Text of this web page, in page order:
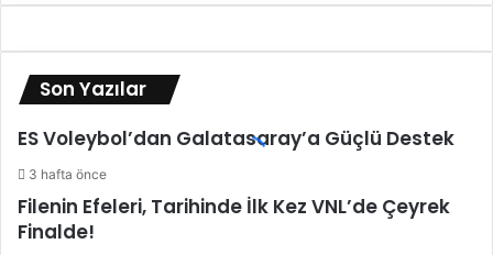
a
e
d
i
o
r
m
Son Yazılar
ES Voleybol’dan Galatasaray’a Güçlü Destek
3 hafta önce
Filenin Efeleri, Tarihinde İlk Kez VNL’de Çeyrek
Finalde!